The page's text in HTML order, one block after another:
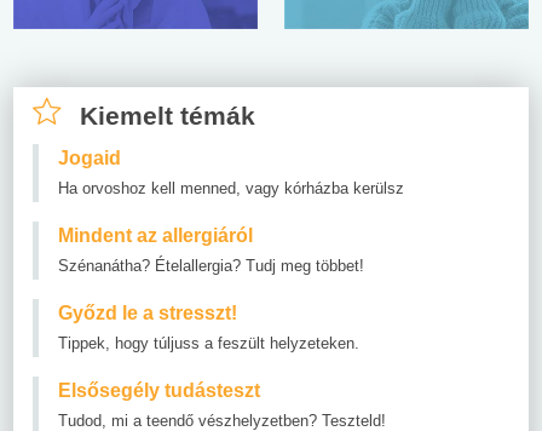
Kiemelt témák
Jogaid
Ha orvoshoz kell menned, vagy kórházba kerülsz
Mindent az allergiáról
Szénanátha? Ételallergia? Tudj meg többet!
Győzd le a stresszt!
Tippek, hogy túljuss a feszült helyzeteken.
Elsősegély tudásteszt
Tudod, mi a teendő vészhelyzetben? Teszteld!